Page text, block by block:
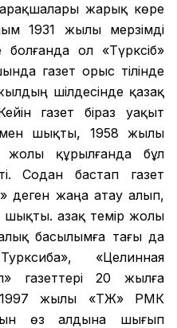
жарық көре
1931 жылы мерзімді
болғанда ол «Түрксіб»
газет орыс тілінде
шілдесінде қазақ
газет біраз уақыт
шықты, 1958 жылы
жолы құрылғанда бұл
Содан бастап газет
деген жаңа атау алып,
Қазақ темір жолы
басылымға тағы да
«Целинная
газеттері 20 жылға
жылы «ҚТЖ» РМК
өз алдына шығып